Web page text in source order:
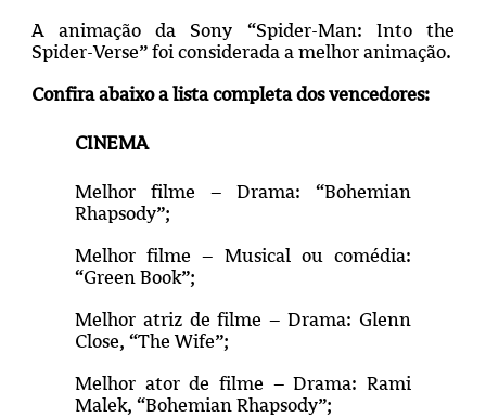
A animação da Sony “Spider-Man: Into the
Spider-Verse” foi considerada a melhor animação.
Confira abaixo a lista completa dos vencedores:
CINEMA
Melhor filme – Drama: “Bohemian
Rhapsody”;
Melhor filme – Musical ou comédia:
“Green Book”;
Melhor atriz de filme – Drama: Glenn
Close, “The Wife”;
Melhor ator de filme – Drama: Rami
Malek, “Bohemian Rhapsody”;